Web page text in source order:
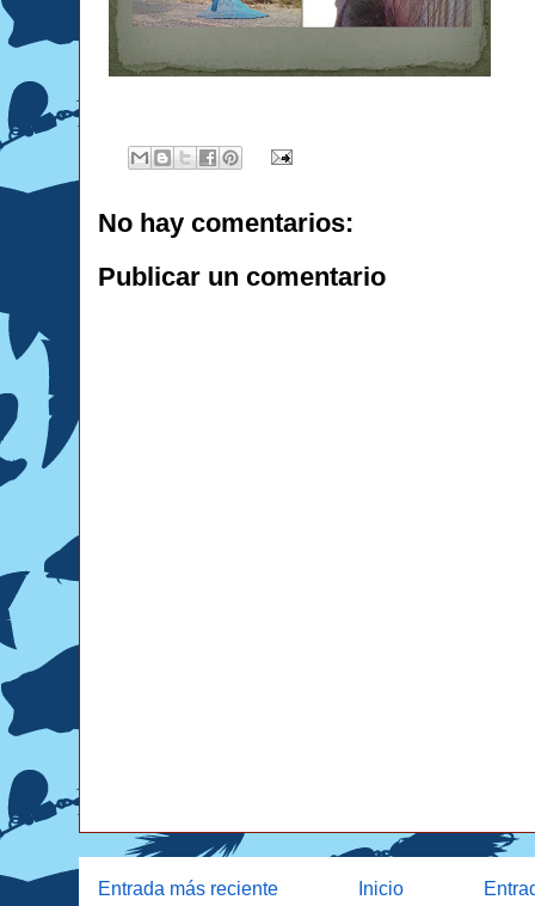
No hay comentarios:
Publicar un comentario
Entrada más reciente Inicio